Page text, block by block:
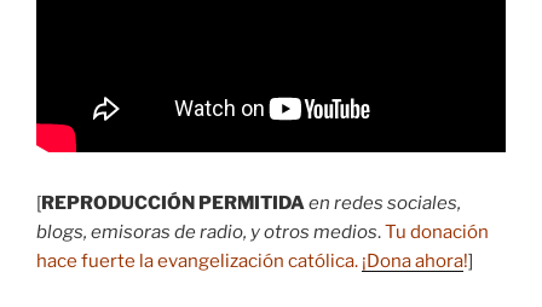
[REPRODUCCIÓN PERMITIDAen redes sociales,
blogs, emisoras de radio, y otros medios.Tu donación
hace fuerte la evangelización católica. ¡Dona ahora!]